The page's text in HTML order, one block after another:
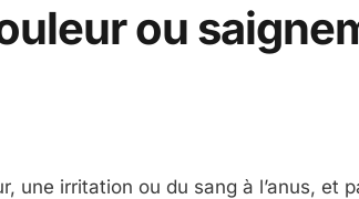
ou
une irritation ou du sang à l’anus,